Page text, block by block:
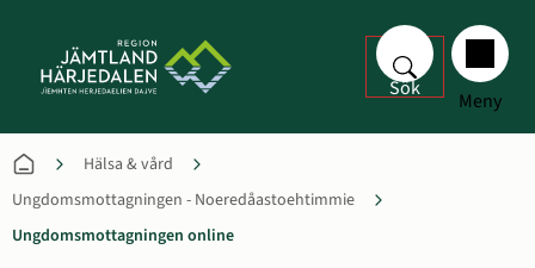
Sök Meny
Hälsa & vård
Ungdomsmottagningen - Noeredåastoehtimmie
Ungdomsmottagningen online